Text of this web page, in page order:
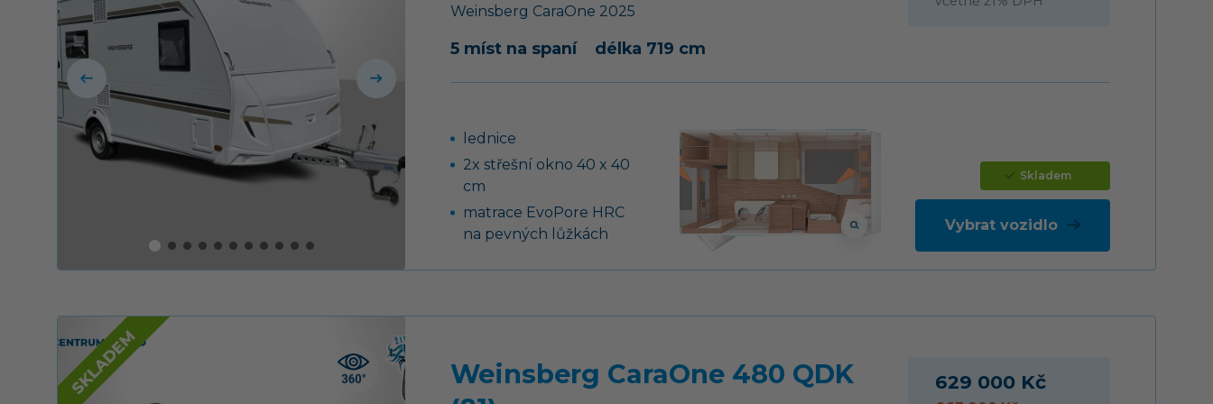
Weinsberg CaraOne 2025
5 míst na spaní délka 719 cm
lednice
2x střešní okno 40 x 40
cm
matrace EvoPore HRC
na pevných lůžkách
vpředu a vzadu, 14“
ocelové disky kol
Skladem
Vybrat vozidlo
Weinsberg CaraOne 480 QDK
629 000 Kč